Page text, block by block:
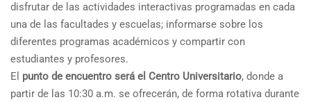
disfrutar de las actividades interactivas programadas en cada
una de las facultades y escuelas; informarse sobre los
diferentes programas académicos y compartir con
estudiantes y profesores.
El punto de encuentro será el Centro Universitario, donde a
partir de las 10:30 a.m. se ofrecerán, de forma rotativa durante